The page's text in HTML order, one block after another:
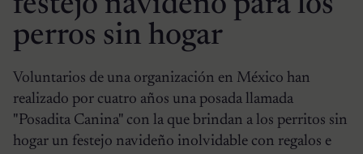
perros sin hogar
Voluntarios de una organización en México han
realizado por cuatro años una posada llamada
"Posadita Canina" con la que brindan a los perritos sin
hogar un festejo navideño inolvidable con regalos e